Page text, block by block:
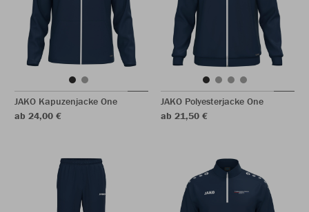
JAKO Kapuzenjacke One
ab 24,00 €
JAKO Polyesterjacke One
ab 21,50 €